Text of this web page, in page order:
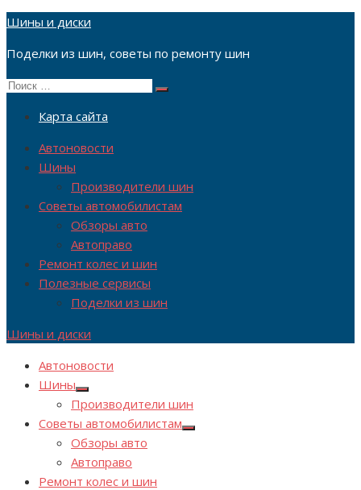
Перейти
содержимому
Шины и диски
Поделки из шин, советы по ремонту шин
Поиск
Поиск
Карта сайта
Автоновости
Шины
Производители шин
Советы автомобилистам
Обзоры авто
Автоправо
Ремонт колес и шин
Полезные сервисы
Поделки из шин
Шины и диски
Автоновости
Шины
Показывать
подменю
Производители шин
Советы автомобилистам
Показывать
Обзоры авто
Автоправо
Ремонт колес и шин